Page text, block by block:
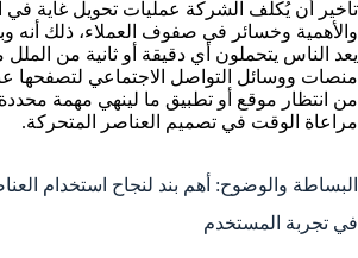
تأخير أن يُكلف الشركة عمليات تحويل غاية في
والأهمية وخسائر في صفوف العملاء، ذلك أنه
يعد الناس يتحملون أي دقيقة أو ثانية من
منصات ووسائل التواصل الاجتماعي لتصفحها
من انتظار موقع أو تطبيق ما لينهي مهمة
مراعاة الوقت في تصميم العناصر المتحركة.
البساطة والوضوح: أهم بند لنجاح استخدام
في تجربة المستخدم